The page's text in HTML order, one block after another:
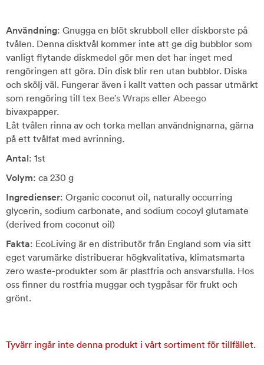
Användning: Gnugga en blöt skrubboll eller diskborste på
tvålen. Denna disktvål kommer inte att ge dig bubblor som
vanligt flytande diskmedel gör men det har inget med
rengöringen att göra. Din disk blir ren utan bubblor. Diska
och skölj väl. Fungerar även i kallt vatten och passar utmärkt
som rengöring till tex Bee’s Wraps eller Abeego
bivaxpapper.
Låt tvålen rinna av och torka mellan användnignarna, gärna
på ett tvålfat med avrinning.
Antal: 1st
Volym: ca 230 g
Ingredienser: Organic coconut oil, naturally occurring
glycerin, sodium carbonate, and sodium cocoyl glutamate
(derived from coconut oil)
Fakta: EcoLiving är en distributör från England som via sitt
eget varumärke distribuerar högkvalitativa, klimatsmarta
zero waste-produkter som är plastfria och ansvarsfulla. Hos
oss finner du rostfria muggar och tygpåsar för frukt och
grönt.
Tyvärr ingår inte denna produkt i vårt sortiment för tillfället.